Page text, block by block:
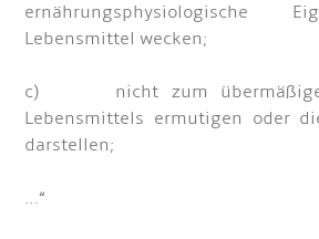
ernährungsphysiologische
Lebensmittel wecken;
c) nicht zum übermäßigen
Lebensmittels ermutigen oder
darstellen;
…“